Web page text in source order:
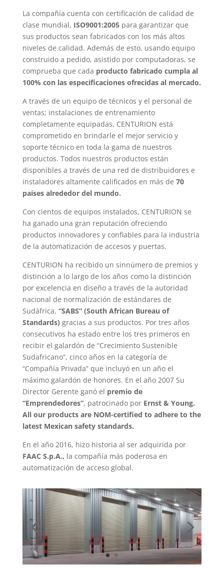
La compañía cuenta con certificación de calidad de
clase mundial, ISO9001:2005para garantizar que
sus productos sean fabricados con los más altos
niveles de calidad. Además de esto, usando equipo
construido a pedido, asistido por computadoras, se
comprueba que cada producto fabricado cumpla al
100% con las especificaciones ofrecidas al mercado.
A través de un equipo de técnicos y el personal de
ventas; instalaciones de entrenamiento
completamente equipadas, CENTURION está
comprometido en brindarle el mejor servicio y
soporte técnico en toda la gama de nuestros
productos. Todos nuestros productos están
disponibles a través de una red de distribuidores e
instaladores altamente calificados en más de 70
países alrededor del mundo.
Con cientos de equipos instalados, CENTURION se
ha ganado una gran reputación ofreciendo
productos innovadores y confiables para la industria
de la automatización de accesos y puertas.
CENTURION ha recibido un sinnúmero de premios y
distinción a lo largo de los años como la distinción
por excelencia en diseño a través de la autoridad
nacional de normalización de estándares de
Sudáfrica, “SABS” (South African Bureau of
Standards) gracias a sus productos. Por tres años
consecutivos ha estado entre los tres primeros en
recibir el galardón de “Crecimiento Sustenible
Sudafricano”, cinco años en la categoría de
“Compañía Privada” que incluyó en un año el
máximo galardón de honores. En el año 2007 Su
Director Gerente ganó el premio de
“Emprendedores”, patrocinado por Ernst & Young.
All our products are NOM-certified to adhere to the
latest Mexican safety standards.
En el año 2016, hizo historia al ser adquirida por
FAAC S.p.A., la compañía más poderosa en
automatización de acceso global.